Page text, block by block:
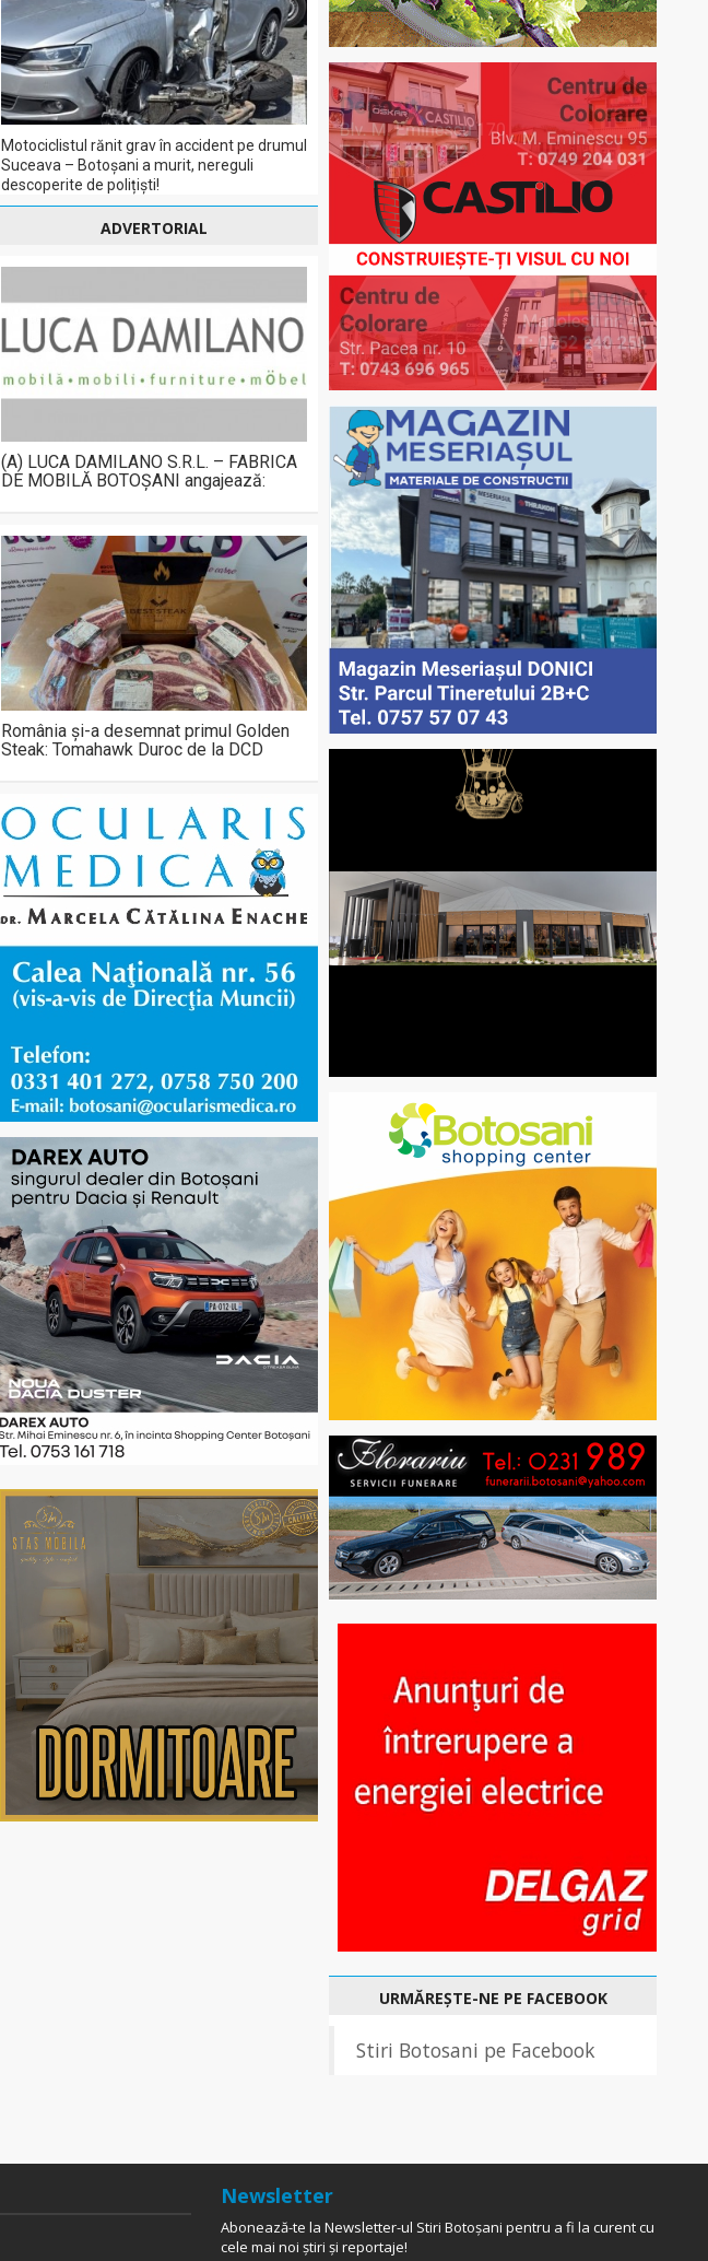
Motociclistul rănit grav în accident pe drumul
Suceava – Botoșani a murit, nereguli
descoperite de polițiști!
ADVERTORIAL
(A) LUCA DAMILANO S.R.L. – FABRICA
DE MOBILĂ BOTOȘANI angajează:
România și-a desemnat primul Golden
Steak: Tomahawk Duroc de la DCD
URMĂREȘTE-NE PE FACEBOOK
Stiri Botosani pe Facebook
Newsletter
Abonează-te la Newsletter-ul Stiri Botoșani pentru a fi la curent cu
cele mai noi știri și reportaje!